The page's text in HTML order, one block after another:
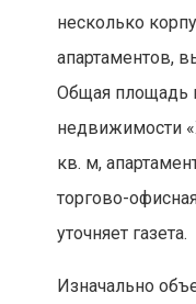
несколько
апартаментов,
Общая площадь
недвижимости
кв. м,
торгово-
уточняет газета.
Изначально